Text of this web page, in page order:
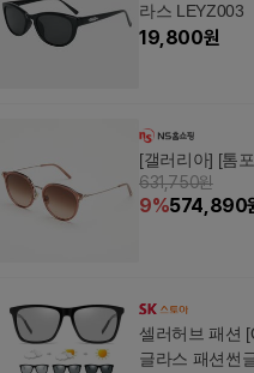
라스 LEYZ003
19,800원
[갤러리아] [톰
631,750원
9%574,890
셀러허브 패션
글라스 패션썬